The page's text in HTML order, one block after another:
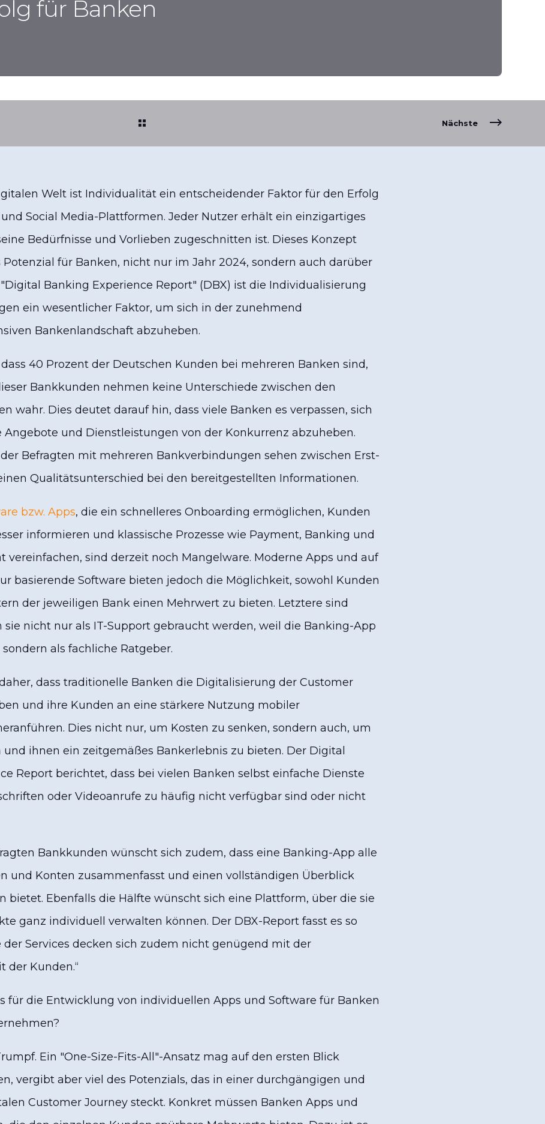
für Banken
Nächste
Welt ist Individualität ein entscheidender Faktor für den Erfolg
Social Media-Plattformen. Jeder Nutzer erhält ein einzigartiges
Bedürfnisse und Vorlieben zugeschnitten ist. Dieses Konzept
für Banken, nicht nur im Jahr 2024, sondern auch darüber
Banking Experience Report" (DBX) ist die Individualisierung
ein wesentlicher Faktor, um sich in der zunehmend
Bankenlandschaft abzuheben.
40 Prozent der Deutschen Kunden bei mehreren Banken sind,
Bankkunden nehmen keine Unterschiede zwischen den
wahr. Dies deutet darauf hin, dass viele Banken es verpassen, sich
und Dienstleistungen von der Konkurrenz abzuheben.
Befragten mit mehreren Bankverbindungen sehen zwischen Erst-
Qualitätsunterschied bei den bereitgestellten Informationen.
bzw. Apps, die ein schnelleres Onboarding ermöglichen, Kunden
informieren und klassische Prozesse wie Payment, Banking und
vereinfachen, sind derzeit noch Mangelware. Moderne Apps und auf
basierende Software bieten jedoch die Möglichkeit, sowohl Kunden
der jeweiligen Bank einen Mehrwert zu bieten. Letztere sind
sie nicht nur als IT-Support gebraucht werden, weil die Banking-App
als fachliche Ratgeber.
dass traditionelle Banken die Digitalisierung der Customer
und ihre Kunden an eine stärkere Nutzung mobiler
Dies nicht nur, um Kosten zu senken, sondern auch, um
ihnen ein zeitgemäßes Bankerlebnis zu bieten. Der Digital
Report berichtet, dass bei vielen Banken selbst einfache Dienste
oder Videoanrufe zu häufig nicht verfügbar sind oder nicht
Bankkunden wünscht sich zudem, dass eine Banking-App alle
und Konten zusammenfasst und einen vollständigen Überblick
bietet. Ebenfalls die Hälfte wünscht sich eine Plattform, über die sie
ganz individuell verwalten können. Der DBX-Report fasst es so
der Services decken sich zudem nicht genügend mit der
der Kunden.“
für die Entwicklung von individuellen Apps und Software für Banken
Ein "One-Size-Fits-All"-Ansatz mag auf den ersten Blick
vergibt aber viel des Potenzials, das in einer durchgängigen und
Customer Journey steckt. Konkret müssen Banken Apps und